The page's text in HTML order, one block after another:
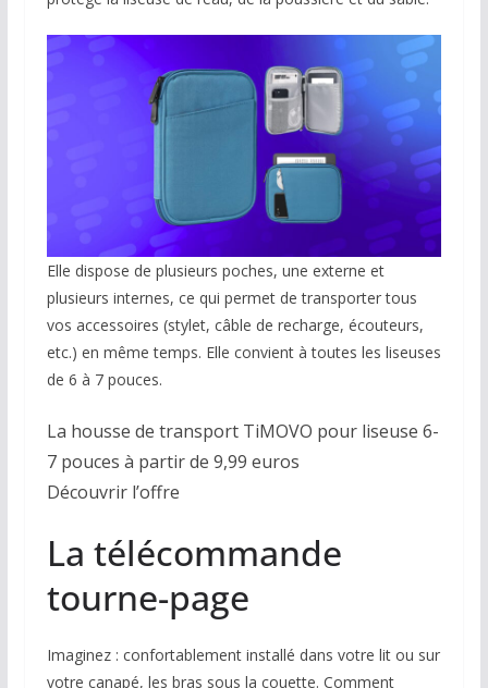
Elle dispose de plusieurs poches, une externe et
plusieurs internes, ce qui permet de transporter tous
vos accessoires (stylet, câble de recharge, écouteurs,
etc.) en même temps. Elle convient à toutes les liseuses
de 6 à 7 pouces.
La housse de transport TiMOVO pour liseuse 6-
7 pouces à partir de 9,99 euros
Découvrir l’offre
La télécommande
tourne-page
Imaginez : confortablement installé dans votre lit ou sur
votre canapé, les bras sous la couette. Comment